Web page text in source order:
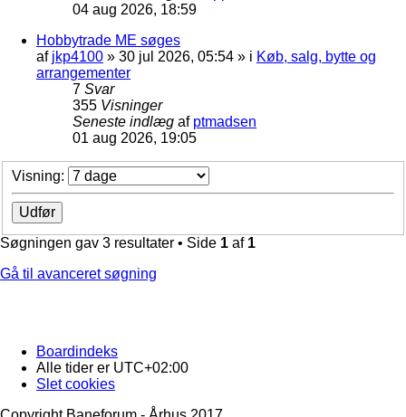
04 aug 2026, 18:59
Hobbytrade ME søges
af jkp4100 » 30 jul 2026, 05:54 » i Køb, salg, bytte og
arrangementer
7 Svar
355 Visninger
Seneste indlæg af ptmadsen
01 aug 2026, 19:05
Visning:
Søgningen gav 3 resultater • Side 1 af 1
Gå til avanceret søgning
Boardindeks
Alle tider er UTC+02:00
Slet cookies